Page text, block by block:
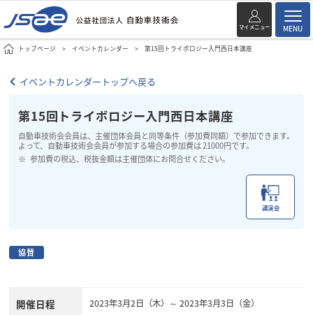
マイメニュー MENU
トップページ イベントカレンダー 第15回トライボロジー入門西日本講座
イベントカレンダートップへ戻る
第15回トライボロジー入門西日本講座
自動車技術会会員は、主催団体会員と同等条件（参加費同額）で参加できます。
よって、自動車技術会会員が参加する場合の参加費は 21000円です。
参加費の税込、税抜金額は主催団体にお問合せください。
講演会
協賛
開催日程 2023年3月2日（木）～ 2023年3月3日（金）